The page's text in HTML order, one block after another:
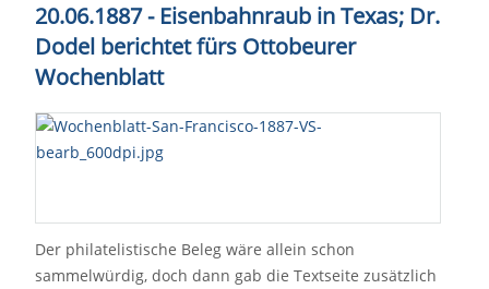
20.06.1887 - Eisenbahnraub in Texas; Dr.
Dodel berichtet fürs Ottobeurer
Wochenblatt
Der philatelistische Beleg wäre allein schon
sammelwürdig, doch dann gab die Textseite zusätzlich